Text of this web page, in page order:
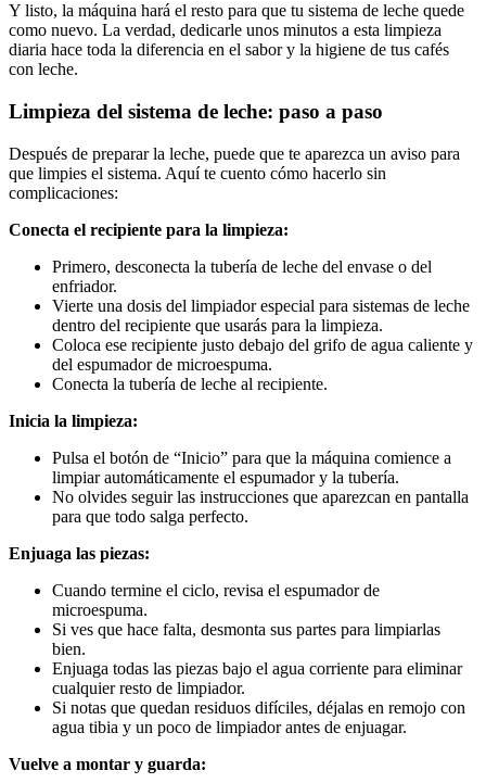
Y listo, la máquina hará el resto para que tu sistema de leche quede
como nuevo. La verdad, dedicarle unos minutos a esta limpieza
diaria hace toda la diferencia en el sabor y la higiene de tus cafés
con leche.
Limpieza del sistema de leche: paso a paso
Después de preparar la leche, puede que te aparezca un aviso para
que limpies el sistema. Aquí te cuento cómo hacerlo sin
complicaciones:
Conecta el recipiente para la limpieza:
Primero, desconecta la tubería de leche del envase o del
enfriador.
Vierte una dosis del limpiador especial para sistemas de leche
dentro del recipiente que usarás para la limpieza.
Coloca ese recipiente justo debajo del grifo de agua caliente y
del espumador de microespuma.
Conecta la tubería de leche al recipiente.
Inicia la limpieza:
Pulsa el botón de “Inicio” para que la máquina comience a
limpiar automáticamente el espumador y la tubería.
No olvides seguir las instrucciones que aparezcan en pantalla
para que todo salga perfecto.
Enjuaga las piezas:
Cuando termine el ciclo, revisa el espumador de
microespuma.
Si ves que hace falta, desmonta sus partes para limpiarlas
bien.
Enjuaga todas las piezas bajo el agua corriente para eliminar
cualquier resto de limpiador.
Si notas que quedan residuos difíciles, déjalas en remojo con
agua tibia y un poco de limpiador antes de enjuagar.
Vuelve a montar y guarda: